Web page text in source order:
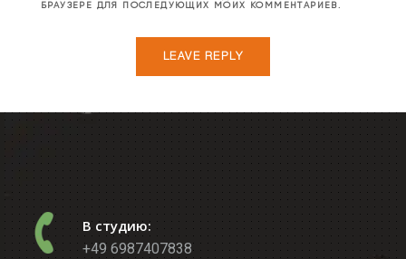
БРАУЗЕРЕ ДЛЯ ПОСЛЕДУЮЩИХ МОИХ КОММЕНТАРИЕВ.
В студию:
+49 6987407838